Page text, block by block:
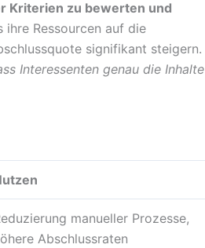
Kriterien zu bewerten und
ihre Ressourcen auf die
signifikant steigern.
Interessenten genau die Inhalte
manueller Prozesse,
Abschlussraten